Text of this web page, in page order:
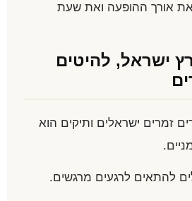
אורך ההופעה ואת שעת
ישראל, להיטים
זמרים ישראלים ותיקים הוא
להתאים לרגעים מרגשים.